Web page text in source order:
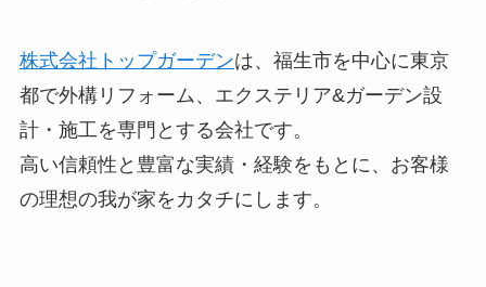
株式会社トップガーデンは、福生市を中心に東京
都で外構リフォーム、エクステリア&ガーデン設
計・施工を専門とする会社です。
高い信頼性と豊富な実績・経験をもとに、お客様
の理想の我が家をカタチにします。